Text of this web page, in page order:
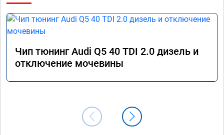
Чип тюнинг Audi Q5 40 TDI 2.0 дизель и
отключение мочевины